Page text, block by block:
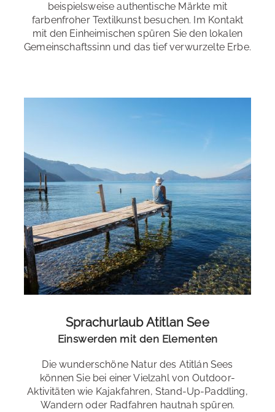
beispielsweise authentische Märkte mit
farbenfroher Textilkunst besuchen. Im Kontakt
mit den Einheimischen spüren Sie den lokalen
Gemeinschaftssinn und das tief verwurzelte Erbe.
Sprachurlaub Atitlan See
Einswerden mit den Elementen
Die wunderschöne Natur des Atitlán Sees
können Sie bei einer Vielzahl von Outdoor-
Aktivitäten wie Kajakfahren, Stand-Up-Paddling,
Wandern oder Radfahren hautnah spüren.
Fitness
Trekking & Wandern
Tanzen
Mountain Biking
Kanu- & Kayakfahren
Yoga
Freizeitangebote der Schule : Besuch von Kaffee- oder
Workshops (Schokolade, Weben, ...), Fitnessstudio,
Koversationsclub. Gegen Aufpreis: Rostro Maya, Kayak,
Reiten, Seilbahn, etc.